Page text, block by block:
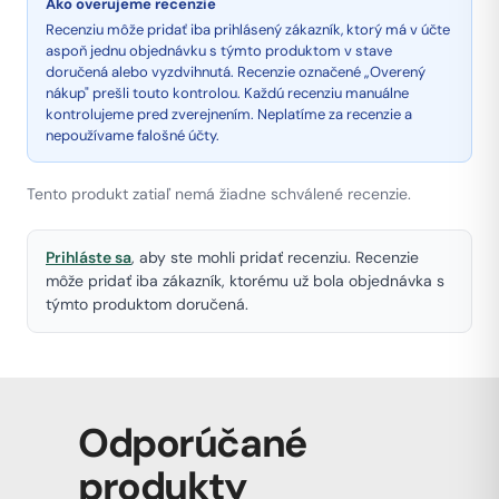
Ako overujeme recenzie
Recenziu môže pridať iba prihlásený zákazník, ktorý má v účte
aspoň jednu objednávku s týmto produktom v stave
doručená alebo vyzdvihnutá. Recenzie označené „Overený
nákup" prešli touto kontrolou. Každú recenziu manuálne
kontrolujeme pred zverejnením. Neplatíme za recenzie a
nepoužívame falošné účty.
Tento produkt zatiaľ nemá žiadne schválené recenzie.
Prihláste sa, aby ste mohli pridať recenziu. Recenzie
môže pridať iba zákazník, ktorému už bola objednávka s
týmto produktom doručená.
Odporúčané
produkty